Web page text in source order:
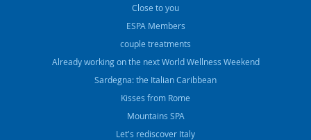
Close to you
ESPA Members
couple treatments
Already working on the next World Wellness Weekend
Sardegna: the Italian Caribbean
Kisses from Rome
Mountains SPA
Let's rediscover Italy